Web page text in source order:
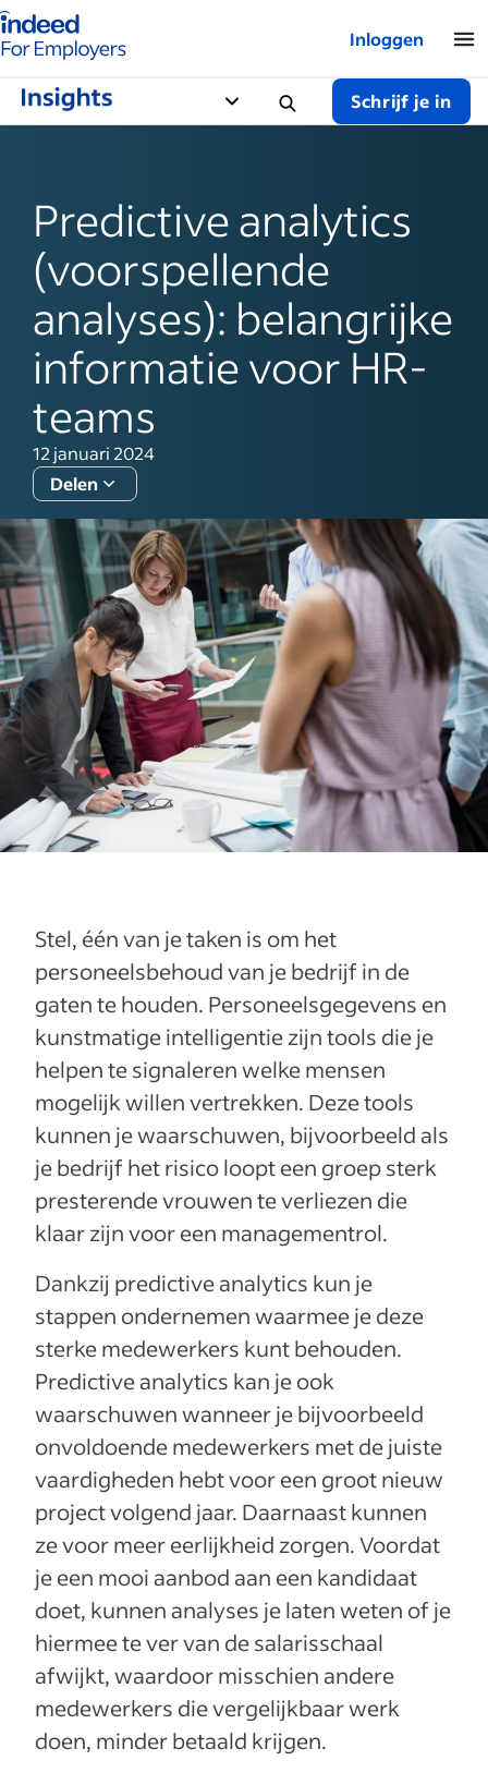
van Indeed - Voor werkgevers
Inloggen
Schrijf je in
Predictive analytics
(voorspellende
analyses): belangrijke
informatie voor HR-
teams
12 januari 2024
Delen
Stel, één van je taken is om het
personeelsbehoud van je bedrijf in de
gaten te houden. Personeelsgegevens en
kunstmatige intelligentie zijn tools die je
helpen te signaleren welke mensen
mogelijk willen vertrekken. Deze tools
kunnen je waarschuwen, bijvoorbeeld als
je bedrijf het risico loopt een groep sterk
presterende vrouwen te verliezen die
klaar zijn voor een managementrol.
Dankzij predictive analytics kun je
stappen ondernemen waarmee je deze
sterke medewerkers kunt behouden.
Predictive analytics kan je ook
waarschuwen wanneer je bijvoorbeeld
onvoldoende medewerkers met de juiste
vaardigheden hebt voor een groot nieuw
project volgend jaar. Daarnaast kunnen
ze voor meer eerlijkheid zorgen. Voordat
je een mooi aanbod aan een kandidaat
doet, kunnen analyses je laten weten of je
hiermee te ver van de salarisschaal
afwijkt, waardoor misschien andere
medewerkers die vergelijkbaar werk
doen, minder betaald krijgen.